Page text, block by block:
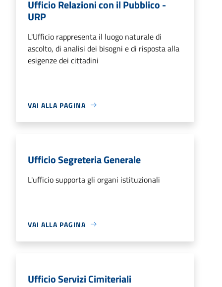
Ufficio Relazioni con il Pubblico -
URP
L'Ufficio rappresenta il luogo naturale di
ascolto, di analisi dei bisogni e di risposta alla
esigenze dei cittadini
VAI ALLA PAGINA
Ufficio Segreteria Generale
L'ufficio supporta gli organi istituzionali
VAI ALLA PAGINA
Ufficio Servizi Cimiteriali